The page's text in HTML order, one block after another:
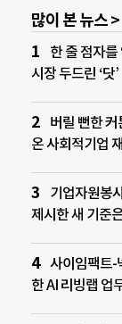
많이 본 뉴스 >
한 줄 점자를
시장 두드린 ‘닷’
버릴 뻔한
온 사회적기업
기업자원봉
제시한 새 기준
사이임팩트-
한 AI 리빙랩 업